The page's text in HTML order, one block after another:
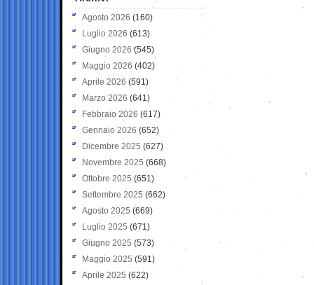
Agosto 2026 (160)
Luglio 2026 (613)
Giugno 2026 (545)
Maggio 2026 (402)
Aprile 2026 (591)
Marzo 2026 (641)
Febbraio 2026 (617)
Gennaio 2026 (652)
Dicembre 2025 (627)
Novembre 2025 (668)
Ottobre 2025 (651)
Settembre 2025 (662)
Agosto 2025 (669)
Luglio 2025 (671)
Giugno 2025 (573)
Maggio 2025 (591)
Aprile 2025 (622)